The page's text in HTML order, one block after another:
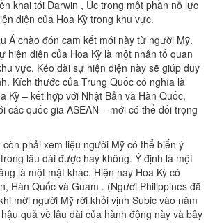
khai tới Darwin , Úc trong một phần nỗ lực
diện của Hoa Kỳ trong khu vực.
Á chào đón cam kết mới này từ người Mỹ.
hiện diện của Hoa Kỳ là một nhân tố quan
vực. Kéo dài sự hiện diện này sẽ giúp duy
Kích thước của Trung Quốc có nghĩa là
Kỳ – kết hợp với Nhật Bản và Hàn Quốc,
các quốc gia ASEAN – mới có thể đối trọng
phải xem liệu người Mỹ có thể biến ý
lâu dài được hay không. Ý định là một
là một mặt khác. Hiện nay Hoa Kỳ có
Hàn Quốc và Guam . (Người Philippines đã
mời người Mỹ rời khỏi vịnh Subic vào năm
quả về lâu dài của hành động này và bây